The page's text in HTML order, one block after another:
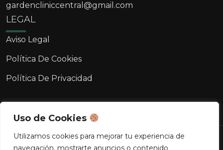
Uso de Cookies
Utilizamos cookies para mejorar tu experiencia de
navegación, mostrarte anuncios o contenido
LEGAL
Aviso Legal
Política De Cookies
Política De Privacidad
gardencliniccentral@gmail.com
Copyright © 2026 Clínica Garden. Todos los